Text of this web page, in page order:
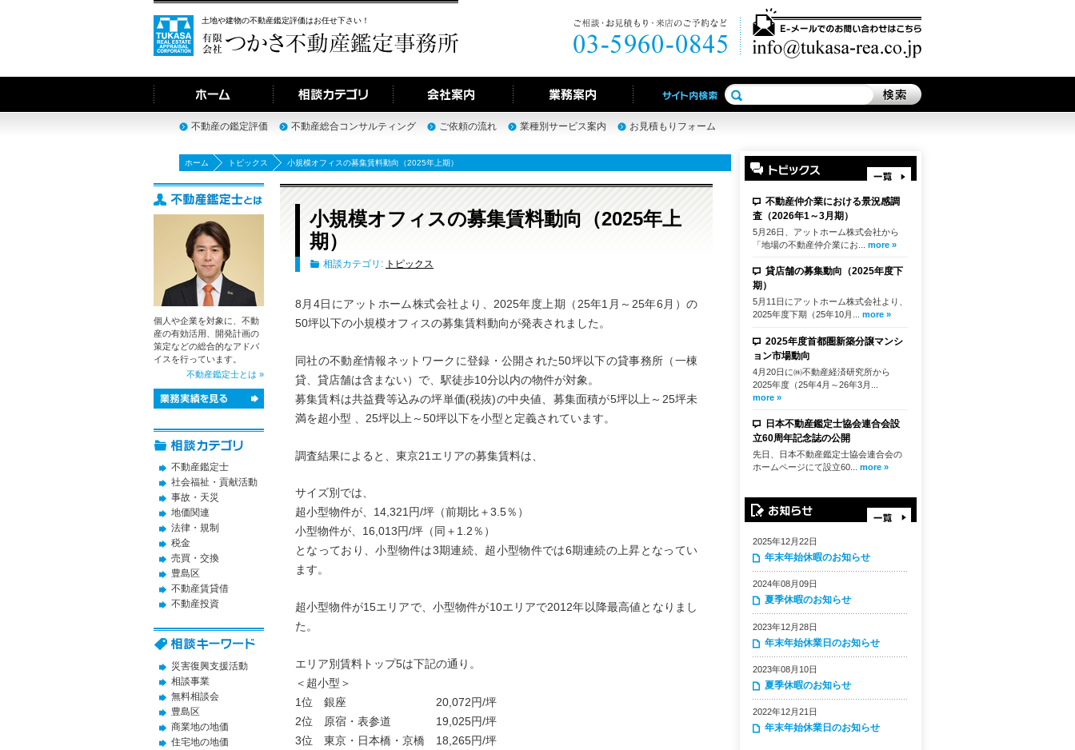
土地や建物の不動産鑑定評価はお任せ下さい！
不動産の鑑定評価 不動産総合コンサルティング ご依頼の流れ 業種別サービス案内 お見積もりフォーム
ホーム トピックス 小規模オフィスの募集賃料動向（2025年上期）
不動産仲介業における景況感調
査（2026年1～3月期）
5月26日、アットホーム株式会社から
「地場の不動産仲介業にお... more »
貸店舗の募集動向（2025年度下
期）
5月11日にアットホーム株式会社より、
2025年度下期（25年10月... more »
2025年度首都圏新築分譲マンシ
ョン市場動向
4月20日に㈱不動産経済研究所から
2025年度（25年4月～26年3月...
more »
日本不動産鑑定士協会連合会設
立60周年記念誌の公開
先日、日本不動産鑑定士協会連合会の
ホームページにて設立60... more »
2025年12月22日
年末年始休暇のお知らせ
2024年08月09日
夏季休暇のお知らせ
2023年12月28日
年末年始休業日のお知らせ
2023年08月10日
夏季休暇のお知らせ
2022年12月21日
年末年始休業日のお知らせ
小規模オフィスの募集賃料動向（2025年上
期）
相談カテゴリ: トピックス
8月4日にアットホーム株式会社より、2025年度上期（25年1月～25年6月）の
50坪以下の小規模オフィスの募集賃料動向が発表されました。
同社の不動産情報ネットワークに登録・公開された50坪以下の貸事務所（一棟
貸、貸店舗は含まない）で、駅徒歩10分以内の物件が対象。
募集賃料は共益費等込みの坪単価(税抜)の中央値、募集面積が5坪以上～25坪未
満を超小型 、25坪以上～50坪以下を小型と定義されています。
調査結果によると、東京21エリアの募集賃料は、
サイズ別では、
超小型物件が、14,321円/坪（前期比＋3.5％）
小型物件が、16,013円/坪（同＋1.2％）
となっており、小型物件は3期連続、超小型物件では6期連続の上昇となってい
ます。
超小型物件が15エリアで、小型物件が10エリアで2012年以降最高値となりまし
た。
エリア別賃料トップ5は下記の通り。
＜超小型＞
1位 銀座 20,072円/坪
2位 原宿・表参道 19,025円/坪
3位 東京・日本橋・京橋 18,265円/坪
個人や企業を対象に、不動
産の有効活用、開発計画の
策定などの総合的なアドバ
イスを行っています。
不動産鑑定士とは »
不動産鑑定士
社会福祉・貢献活動
事故・天災
地価関連
法律・規制
税金
売買・交換
豊島区
不動産賃貸借
不動産投資
災害復興支援活動
相談事業
無料相談会
豊島区
商業地の地価
住宅地の地価